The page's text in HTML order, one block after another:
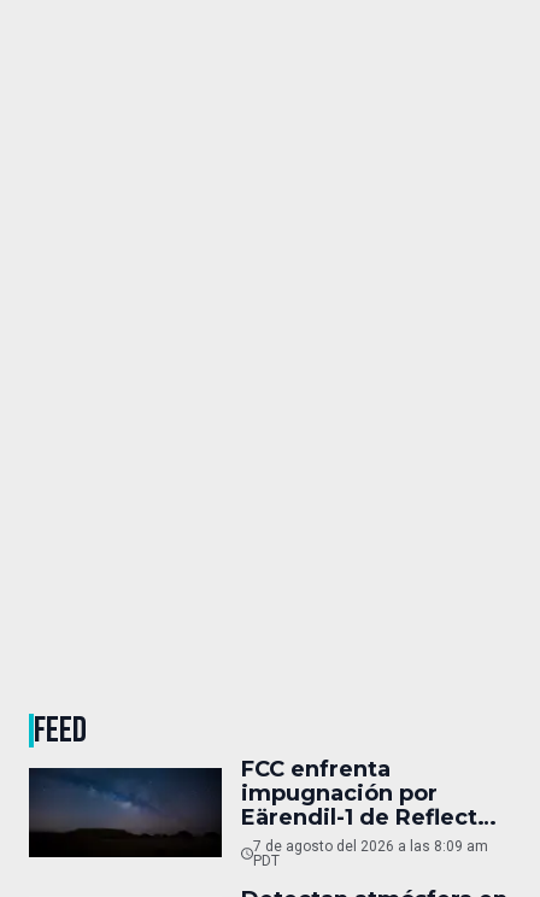
FEED
FCC enfrenta
impugnación por
Eärendil-1 de Reflect
Orbital
7 de agosto del 2026 a las 8:09 am
PDT